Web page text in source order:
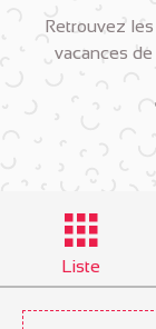
Retrouvez
vacances
Liste